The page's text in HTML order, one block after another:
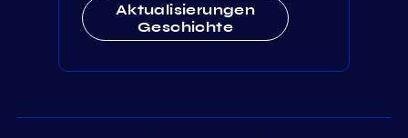
Aktualisierungen
Geschichte